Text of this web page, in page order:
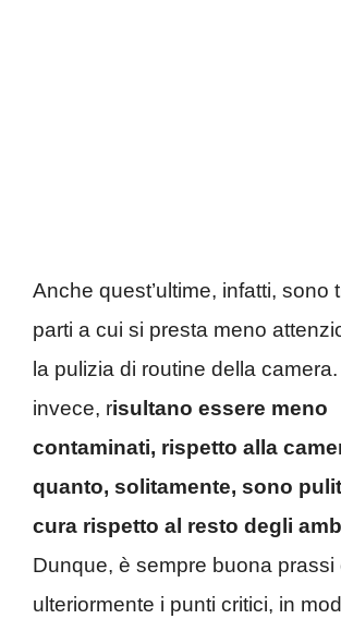
Anche quest’ultime, infatti, sono
parti a cui si presta meno
la pulizia di routine della
invece, risultano essere meno
contaminati, rispetto alla
quanto, solitamente, sono
cura rispetto al resto degli
Dunque, è sempre buona prassi
ulteriormente i punti critici, in